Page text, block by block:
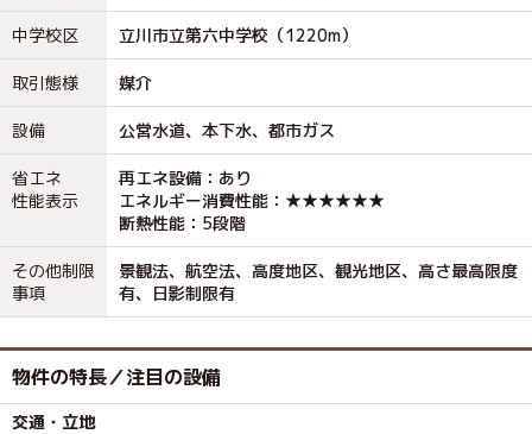
中学校区 立川市立第六中学校（1220m）
取引態様 媒介
設備 公営水道、本下水、都市ガス
省エネ
性能表示
再エネ設備：あり
エネルギー消費性能：★★★★★★
断熱性能：5段階
その他制限
事項
景観法、航空法、高度地区、観光地区、高さ最高限度
有、日影制限有
物件の特長／注目の設備
交通・立地